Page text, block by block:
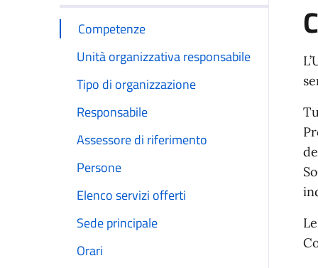
Competenze
Unità organizzativa responsabile
Tipo di organizzazione
Responsabile
Assessore di riferimento
Persone
Elenco servizi offerti
Sede principale
Orari